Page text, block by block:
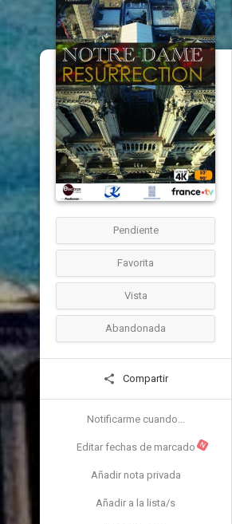
Pendiente
Favorita
Vista
Abandonada
Compartir
Notificarme cuando...
Editar fechas de marcado N
Añadir nota privada
Añadir a la lista/s